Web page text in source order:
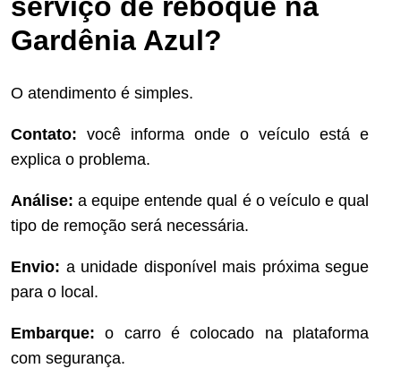
Gardênia Azul?
O atendimento é simples.
Contato: você informa onde o veículo está e
explica o problema.
Análise: a equipe entende qual é o veículo e qual
tipo de remoção será necessária.
Envio: a unidade disponível mais próxima segue
para o local.
Embarque: o carro é colocado na plataforma
com segurança.